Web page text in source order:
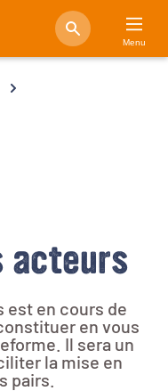
Menu
acteurs
est en cours de
en vous
Il sera un
la mise en
pairs.